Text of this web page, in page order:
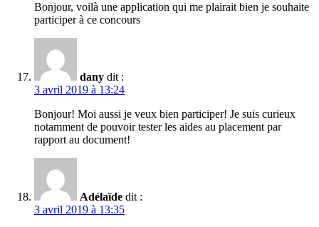
Bonjour, voilà une application qui me plairait bien je souhaite
participer à ce concours
dany dit :
3 avril 2019 à 13:24
Bonjour! Moi aussi je veux bien participer! Je suis curieux
notamment de pouvoir tester les aides au placement par
rapport au document!
Adélaïde dit :
3 avril 2019 à 13:35